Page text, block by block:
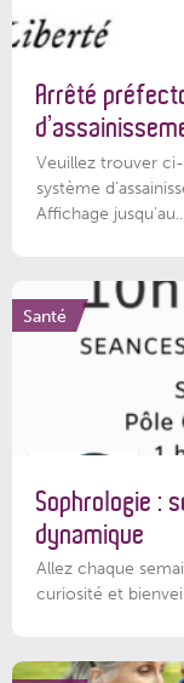
Arrêté
Veuillez trouver
système
Affichage
Santé
Sophrologie :
dynamique
Allez chaque
curiosité et